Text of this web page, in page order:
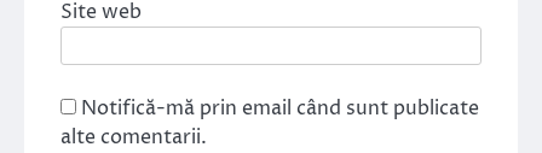
Site web
Notifică-mă prin email când sunt publicate
alte comentarii.